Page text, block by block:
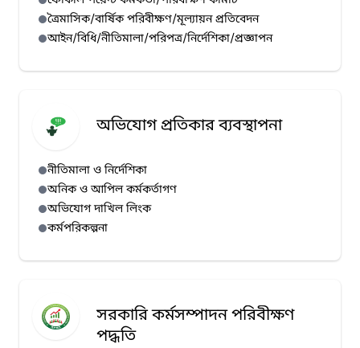
ত্রৈমাসিক/বার্ষিক পরিবীক্ষণ/মূল্যায়ন প্রতিবেদন
আইন/বিধি/নীতিমালা/পরিপত্র/নির্দেশিকা/প্রজ্ঞাপন
অভিযোগ প্রতিকার ব্যবস্থাপনা
নীতিমালা ও নির্দেশিকা
অনিক ও আপিল কর্মকর্তাগণ
অভিযোগ দাখিল লিংক
কর্মপরিকল্পনা
সরকারি কর্মসম্পাদন পরিবীক্ষণ
পদ্ধতি